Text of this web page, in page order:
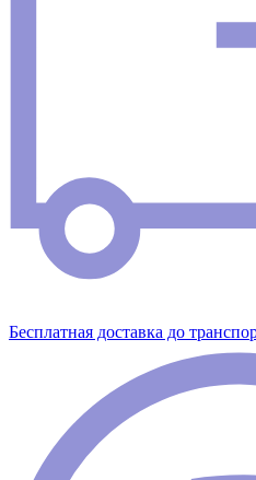
Бесплатная доставка до